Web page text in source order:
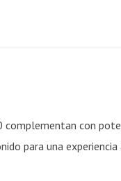
con
para una